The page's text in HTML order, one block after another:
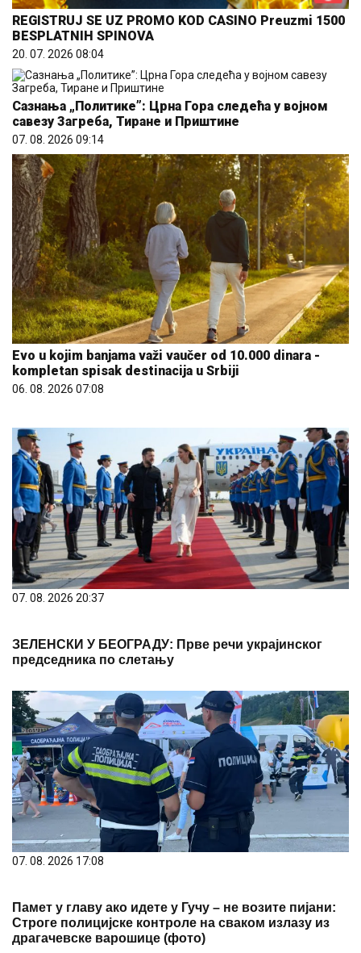
REGISTRUJ SE UZ PROMO KOD CASINO Preuzmi 1500
BESPLATNIH SPINOVA
20. 07. 2026 08:04
Сазнања „Политике”: Црна Гора следећа у војном
савезу Загреба, Тиране и Приштине
07. 08. 2026 09:14
Evo u kojim banjama važi vaučer od 10.000 dinara -
kompletan spisak destinacija u Srbiji
06. 08. 2026 07:08
07. 08. 2026 20:37
ЗЕЛЕНСКИ У БЕОГРАДУ: Прве речи украјинског
председника по слетању
07. 08. 2026 17:08
Памет у главу ако идете у Гучу – не возите пијани:
Строге полицијске контроле на сваком излазу из
драгачевске варошице (фото)